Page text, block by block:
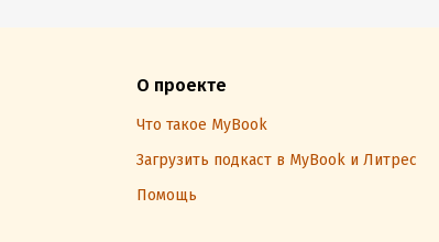
О проекте
Что такое MyBook
Загрузить подкаст в MyBook и Литрес
Помощь